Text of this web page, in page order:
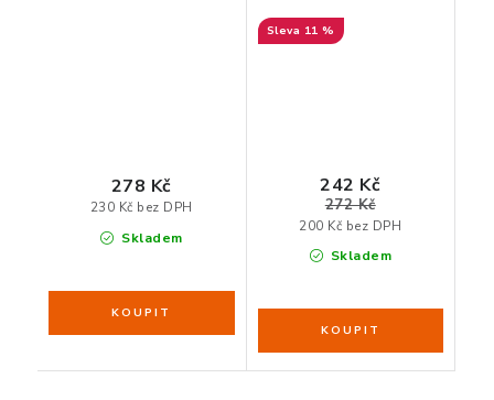
Skladem
230 Kč bez DPH
278 Kč
11 %
Skladem
200 Kč bez DPH
242 Kč
272 Kč